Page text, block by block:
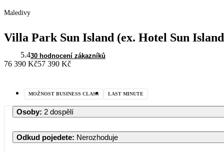
Maledivy
Villa Park Sun Island (ex. Hotel Sun
5.430 hodnocení zákazníků
76 390 Kč57 390 Kč
MOŽNOST BUSINESS CLASS LAST MINUTE
Osoby: 2 dospělí
Odkud pojedete: Nerozhoduje